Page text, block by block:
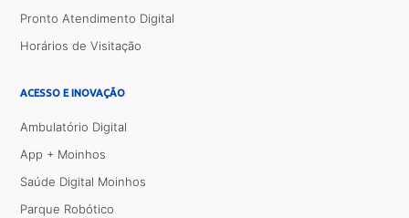
Pronto Atendimento Digital
Horários de Visitação
ACESSO E INOVAÇÃO
Ambulatório Digital
App + Moinhos
Saúde Digital Moinhos
Parque Robótico